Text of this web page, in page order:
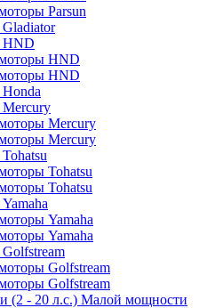
Parsun
HND
HND
HND
Mercury
Mercury
Tohatsu
Tohatsu
Yamaha
Yamaha
Golfstream
Golfstream
Малой мощности